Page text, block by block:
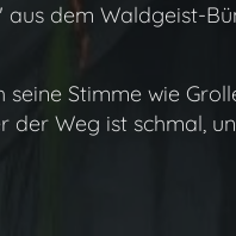
dem Waldgeist-
Stimme wie
der Weg ist schmal,